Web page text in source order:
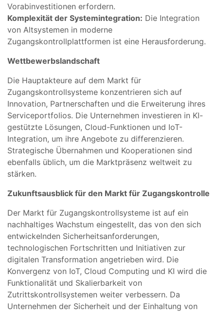
Vorabinvestitionen erfordern.
Komplexität der Systemintegration: Die Integration
von Altsystemen in moderne
Zugangskontrollplattformen ist eine Herausforderung.
Wettbewerbslandschaft
Die Hauptakteure auf dem Markt für
Zugangskontrollsysteme konzentrieren sich auf
Innovation, Partnerschaften und die Erweiterung ihres
Serviceportfolios. Die Unternehmen investieren in KI-
gestützte Lösungen, Cloud-Funktionen und IoT-
Integration, um ihre Angebote zu differenzieren.
Strategische Übernahmen und Kooperationen sind
ebenfalls üblich, um die Marktpräsenz weltweit zu
stärken.
Zukunftsausblick für den Markt für Zugangskontrolle
Der Markt für Zugangskontrollsysteme ist auf ein
nachhaltiges Wachstum eingestellt, das von den sich
entwickelnden Sicherheitsanforderungen,
technologischen Fortschritten und Initiativen zur
digitalen Transformation angetrieben wird. Die
Konvergenz von IoT, Cloud Computing und KI wird die
Funktionalität und Skalierbarkeit von
Zutrittskontrollsystemen weiter verbessern. Da
Unternehmen der Sicherheit und der Einhaltung von